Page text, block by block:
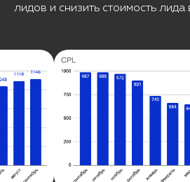
лидов и снизить стоимость лида